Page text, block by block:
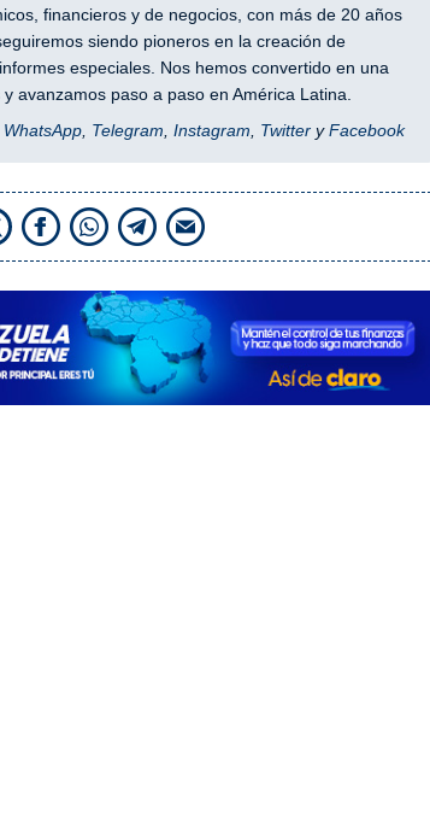
financieros y de negocios, con más de 20 años
siendo pioneros en la creación de
especiales. Nos hemos convertido en una
avanzamos paso a paso en América Latina.
, Telegram, Instagram, TwitteryFacebook